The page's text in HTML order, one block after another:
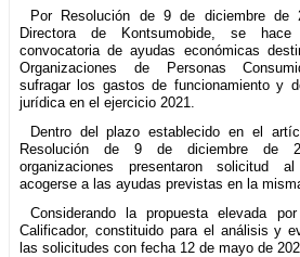
Por Resolución de 9 de diciembre de
Directora de Kontsumobide, se
convocatoria de ayudas económicas
Organizaciones de Personas
sufragar los gastos de funcionamiento y
jurídica en el ejercicio 2021.
Dentro del plazo establecido en el
Resolución de 9 de diciembre de
organizaciones presentaron solicitud
acogerse a las ayudas previstas en la
Considerando la propuesta elevada
Calificador, constituido para el análisis y
las solicitudes con fecha 12 de mayo de